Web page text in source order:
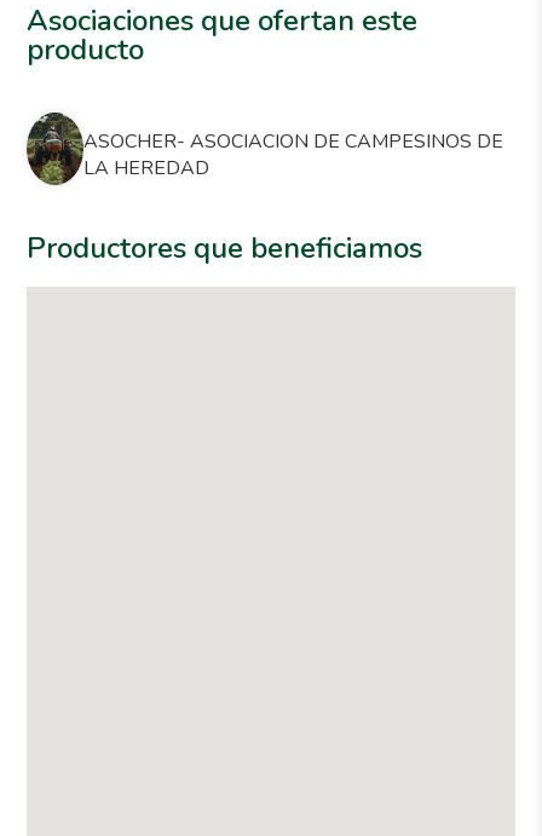
Asociaciones que ofertan este
producto
ASOCHER- ASOCIACION DE CAMPESINOS DE
LA HEREDAD
Productores que beneficiamos